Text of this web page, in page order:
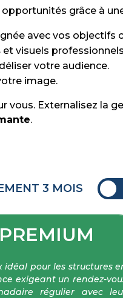
grâce à
avec vos objectifs
et visuels
votre audience.
image.
vous. Externalisez la
.
3 MOIS
PREMIUM
idéal pour les structures
exigeant un rendez-
régulier avec